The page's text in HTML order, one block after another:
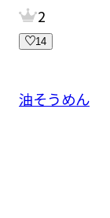
2
14
油そうめん